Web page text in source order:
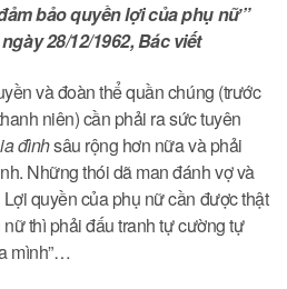
bảo quyền lợi của phụ nữ”
28/12/1962, Bác viết
và đoàn thể quần chúng (trước
niên) cần phải ra sức tuyên
đìnhsâu rộng hơn nữa và phải
Những thói dã man đánh vợ và
quyền của phụ nữ cần được thật
thì phải đấu tranh tự cường tự
mình”…